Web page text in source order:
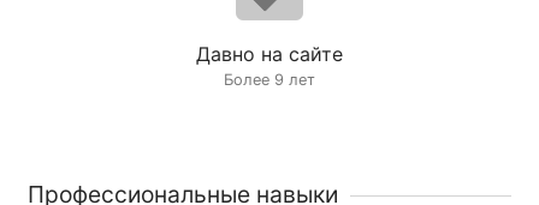
Давно на сайте
Более 9 лет
Профессиональные навыки